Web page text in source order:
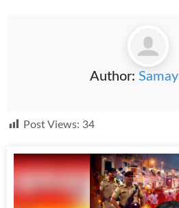
Author:
Post Views: 34